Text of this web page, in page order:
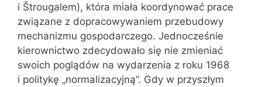
i Štrougalem), która miała koordynować prace
związane z dopracowywaniem przebudowy
mechanizmu gospodarczego. Jednocześnie
kierownictwo zdecydowało się nie zmieniać
swoich poglądów na wydarzenia z roku 1968
i politykę „normalizacyjną”. Gdy w przyszłym